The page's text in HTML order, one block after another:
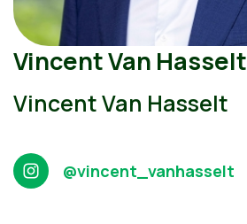
Vincent Van Hasselt
Vincent Van Hasselt
@vincent_vanhasselt